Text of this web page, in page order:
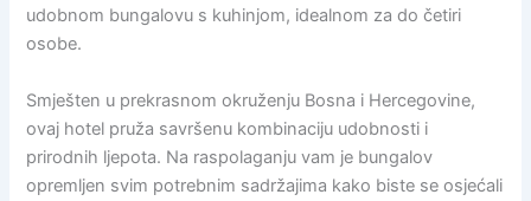
udobnom bungalovu s kuhinjom, idealnom za do četiri
osobe.
Smješten u prekrasnom okruženju Bosna i Hercegovine,
ovaj hotel pruža savršenu kombinaciju udobnosti i
prirodnih ljepota. Na raspolaganju vam je bungalov
opremljen svim potrebnim sadržajima kako biste se osjećali